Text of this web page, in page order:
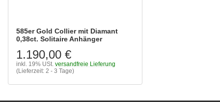
585er Gold Collier mit Diamant
0,38ct. Solitaire Anhänger
1.190,00 €
inkl. 19% USt. versandfreie Lieferung
(Lieferzeit: 2 - 3 Tage)